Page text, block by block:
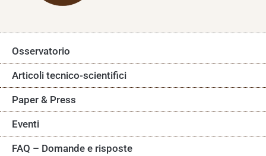
Osservatorio
Articoli tecnico-scientifici
Paper & Press
Eventi
FAQ – Domande e risposte